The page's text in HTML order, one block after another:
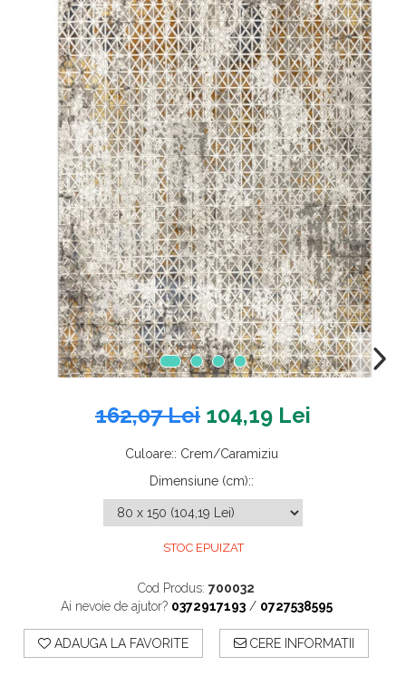
162,07 Lei 104,19 Lei
Culoare:: Crem/Caramiziu
Dimensiune (cm)::
STOC EPUIZAT
Cod Produs: 700032
Ai nevoie de ajutor? 0372917193 / 0727538595
ADAUGA LA FAVORITE CERE INFORMATII